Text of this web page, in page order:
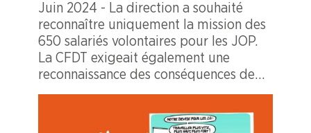
Juin 2024 - La direction a souhaité
reconnaître uniquement la mission des
650 salariés volontaires pour les JOP.
La CFDT exigeait également une
reconnaissance des conséquences de
l’évènement sur tous les salariés